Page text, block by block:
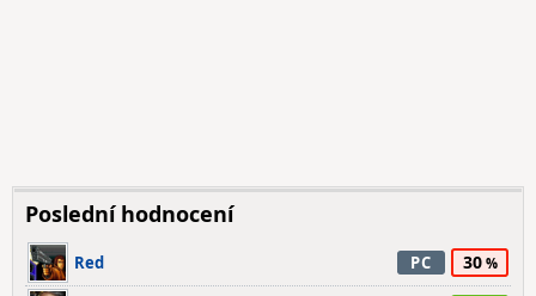
Poslední hodnocení
Red PC 30